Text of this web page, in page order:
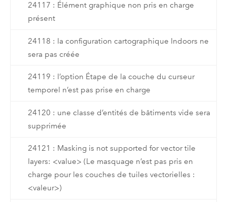
24117 : Élément graphique non pris en charge
présent
24118 : la configuration cartographique Indoors ne
sera pas créée
24119 : l’option Étape de la couche du curseur
temporel n’est pas prise en charge
24120 : une classe d’entités de bâtiments vide sera
supprimée
24121 : Masking is not supported for vector tile
layers: <value> (Le masquage n’est pas pris en
charge pour les couches de tuiles vectorielles :
<valeur>)